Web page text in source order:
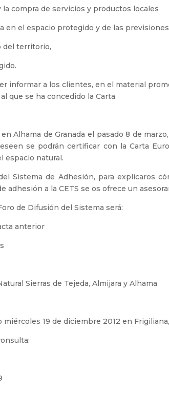
compra de servicios y productos locales
el espacio protegido y de las
del territorio,
informar a los clientes, en el material
que se ha concedido la Carta
Alhama de Granada el pasado 8 de
se podrán certificar con la Carta
espacio natural.
Sistema de Adhesión, para explicaros
adhesión a la CETS se os ofrece un
de Difusión del Sistema será:
anterior
Sierras de Tejeda, Almijara y Alhama
19 de diciembre 2012 en